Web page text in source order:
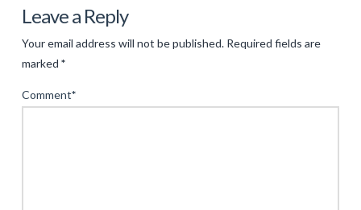
Die
digitale
Transformation
die
Leave a Reply
Your email address will not be published. Required fields are
marked *
Comment*